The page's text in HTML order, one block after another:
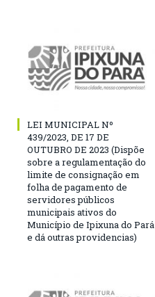
LEI MUNICIPAL Nº
439/2023, DE 17 DE
OUTUBRO DE 2023 (Dispõe
sobre a regulamentação do
limite de consignação em
folha de pagamento de
servidores públicos
municipais ativos do
Município de Ipixuna do Pará
e dá outras providencias)